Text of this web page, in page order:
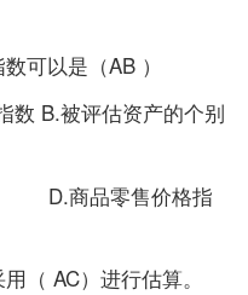
可以是（AB ）
B.被评估资产的个别
D.商品零售价格指
AC）进行估算。